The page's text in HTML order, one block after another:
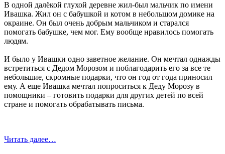
В одной далёкой глухой деревне жил-был мальчик по имени
Ивашка. Жил он с бабушкой и котом в небольшом домике на
окраине. Он был очень добрым мальчиком и старался
помогать бабушке, чем мог. Ему вообще нравилось помогать
людям.
И было у Ивашки одно заветное желание. Он мечтал однажды
встретиться с Дедом Морозом и поблагодарить его за все те
небольшие, скромные подарки, что он год от года приносил
ему. А еще Ивашка мечтал попроситься к Деду Морозу в
помощники – готовить подарки для других детей по всей
стране и помогать обрабатывать письма.
Читать далее…